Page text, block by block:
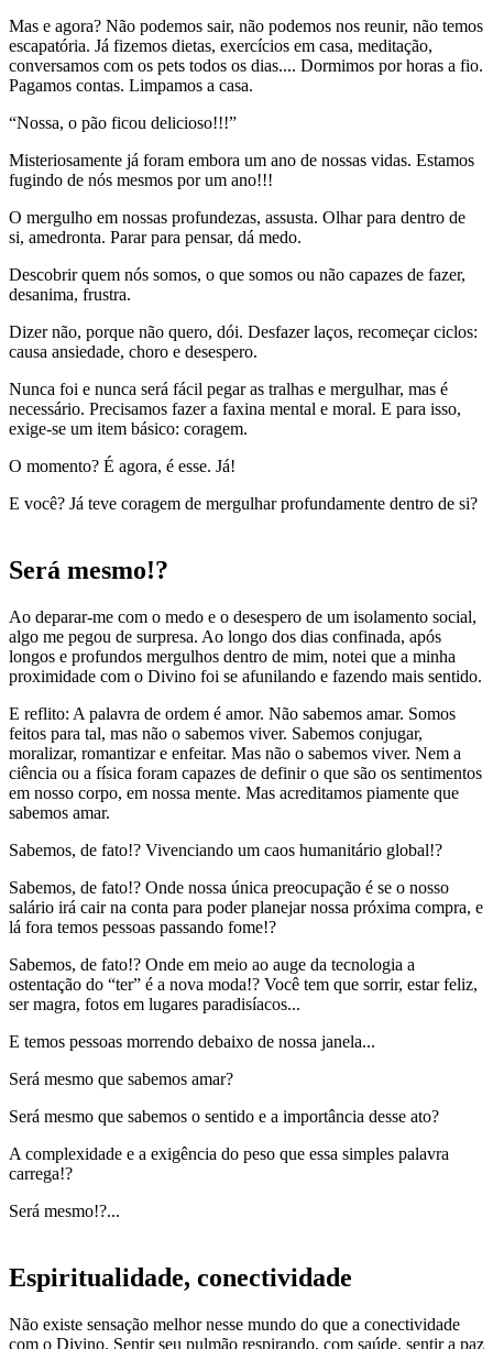
Mas e agora? Não podemos sair, não podemos nos reunir, não temos
escapatória. Já fizemos dietas, exercícios em casa, meditação,
conversamos com os pets todos os dias.... Dormimos por horas a fio.
Pagamos contas. Limpamos a casa.
“Nossa, o pão ficou delicioso!!!”
Misteriosamente já foram embora um ano de nossas vidas. Estamos
fugindo de nós mesmos por um ano!!!
O mergulho em nossas profundezas, assusta. Olhar para dentro de
si, amedronta. Parar para pensar, dá medo.
Descobrir quem nós somos, o que somos ou não capazes de fazer,
desanima, frustra.
Dizer não, porque não quero, dói. Desfazer laços, recomeçar ciclos:
causa ansiedade, choro e desespero.
Nunca foi e nunca será fácil pegar as tralhas e mergulhar, mas é
necessário. Precisamos fazer a faxina mental e moral. E para isso,
exige-se um item básico: coragem.
O momento? É agora, é esse. Já!
E você? Já teve coragem de mergulhar profundamente dentro de si?
Será mesmo!?
Ao deparar-me com o medo e o desespero de um isolamento social,
algo me pegou de surpresa. Ao longo dos dias confinada, após
longos e profundos mergulhos dentro de mim, notei que a minha
proximidade com o Divino foi se afunilando e fazendo mais sentido.
E reflito: A palavra de ordem é amor. Não sabemos amar. Somos
feitos para tal, mas não o sabemos viver. Sabemos conjugar,
moralizar, romantizar e enfeitar. Mas não o sabemos viver. Nem a
ciência ou a física foram capazes de definir o que são os sentimentos
em nosso corpo, em nossa mente. Mas acreditamos piamente que
sabemos amar.
Sabemos, de fato!? Vivenciando um caos humanitário global!?
Sabemos, de fato!? Onde nossa única preocupação é se o nosso
salário irá cair na conta para poder planejar nossa próxima compra, e
lá fora temos pessoas passando fome!?
Sabemos, de fato!? Onde em meio ao auge da tecnologia a
ostentação do “ter” é a nova moda!? Você tem que sorrir, estar feliz,
ser magra, fotos em lugares paradisíacos...
E temos pessoas morrendo debaixo de nossa janela...
Será mesmo que sabemos amar?
Será mesmo que sabemos o sentido e a importância desse ato?
A complexidade e a exigência do peso que essa simples palavra
carrega!?
Será mesmo!?...
Espiritualidade, conectividade
Não existe sensação melhor nesse mundo do que a conectividade
com o Divino. Sentir seu pulmão respirando, com saúde, sentir a paz